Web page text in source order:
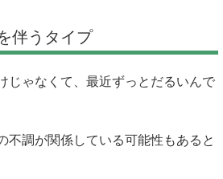
伴うタイプ
じゃなくて、最近ずっとだるいんで
不調が関係している可能性もあると